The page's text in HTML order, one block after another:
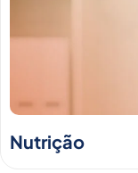
Nutrição